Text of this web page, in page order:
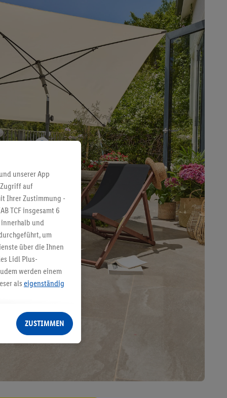
unserer App
auf
Ihrer Zustimmung -
TCF insgesamt 6
und
um
über die Ihnen
Lidl Plus-
werden einem
als eigenständig
Lidl-Dienste, Ihr
- sowie Ihre
Speichern von
technischen
ZUSTIMMEN